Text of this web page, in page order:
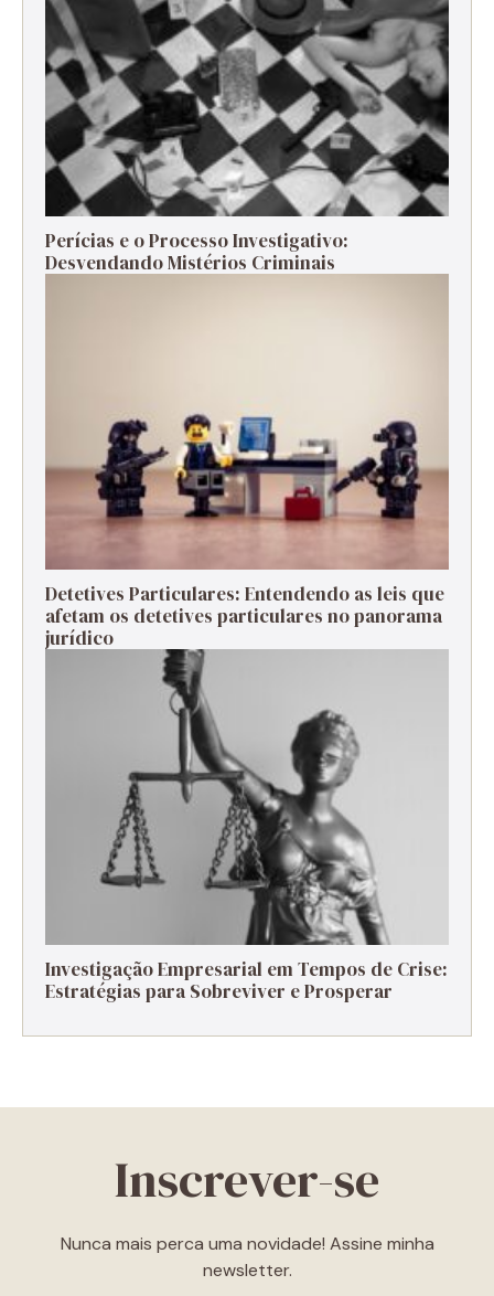
Perícias e o Processo Investigativo:
Desvendando Mistérios Criminais
Detetives Particulares: Entendendo as leis que
afetam os detetives particulares no panorama
jurídico
Investigação Empresarial em Tempos de Crise:
Estratégias para Sobreviver e Prosperar
Inscrever-se
Nunca mais perca uma novidade! Assine minha
newsletter.